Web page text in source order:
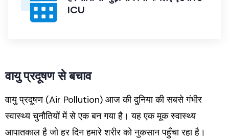
ICU
वायु प्रदूषण से बचाव
वायु प्रदूषण (Air Pollution) आज की दुनिया की सबसे गंभीर
स्वास्थ्य चुनौतियों में से एक बन गया है। यह एक मूक स्वास्थ्य
आपातकाल है जो हर दिन हमारे शरीर को नुकसान पहुँचा रहा है।